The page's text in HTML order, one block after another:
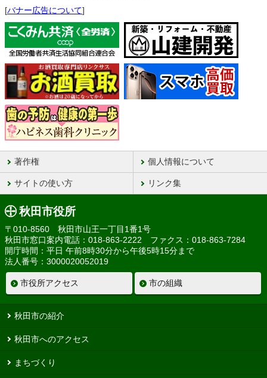
[バナー広告について]
著作権 個人情報について
サイトの使い方 リンク集
秋田市役所
〒010-8560 秋田市山王一丁目1番1号
秋田市窓口案内電話：018-863-2222 ファクス：018-863-7284
開庁時間：平日 午前8時30分から午後5時15分まで
法人番号：3000020052019
市役所アクセス 市の組織
秋田市の紹介
秋田市へのアクセス
まちづくり